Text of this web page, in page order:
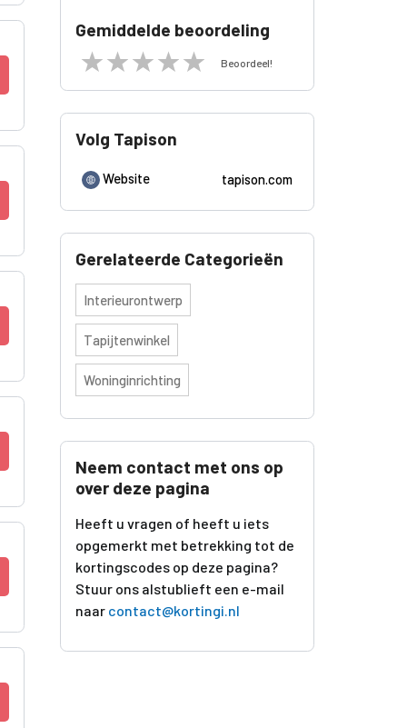
Gemiddelde beoordeling
Beoordeel!
Volg Tapison
Website tapison.com
Gerelateerde Categorieën
Interieurontwerp
Tapijtenwinkel
Woninginrichting
Neem contact met ons op
over deze pagina
Heeft u vragen of heeft u iets
opgemerkt met betrekking tot de
kortingscodes op deze pagina?
Stuur ons alstublieft een e-mail
naar contact@kortingi.nl